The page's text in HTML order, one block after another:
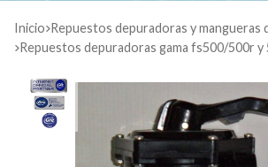
Inicio
repuestos depuradoras y mangueras
repuestos depuradoras gama fs500/500r y